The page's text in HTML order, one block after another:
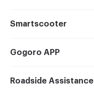
Smartscooter
Gogoro APP
Roadside Assistance